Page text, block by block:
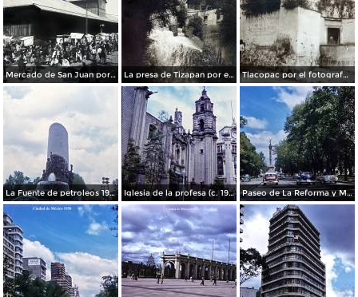
Mercado de San Juan por el fotografo Felix Miret La presa de Tizapan por el fotografo Fernando Kososky. ( Circulada el 22 de Diembre de 1910 ). Tlacopac por el fotografo Hugo Brehme.
La Fuente de petroleos 1950. Iglesia de la profesa (c. 1950) Paseo de La Reforma y Mto a La Independencia 1950